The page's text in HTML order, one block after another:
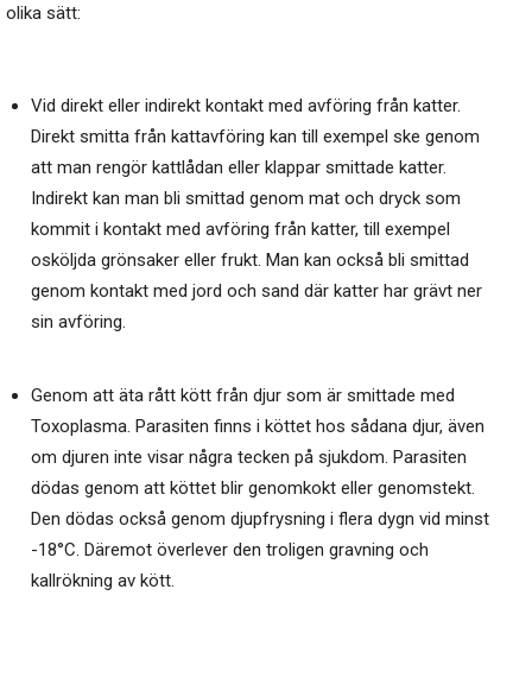
olika sätt:
Vid direkt eller indirekt kontakt med avföring från katter.
Direkt smitta från kattavföring kan till exempel ske genom
att man rengör kattlådan eller klappar smittade katter.
Indirekt kan man bli smittad genom mat och dryck som
kommit i kontakt med avföring från katter, till exempel
osköljda grönsaker eller frukt. Man kan också bli smittad
genom kontakt med jord och sand där katter har grävt ner
sin avföring.
Genom att äta rått kött från djur som är smittade med
Toxoplasma. Parasiten finns i köttet hos sådana djur, även
om djuren inte visar några tecken på sjukdom. Parasiten
dödas genom att köttet blir genomkokt eller genomstekt.
Den dödas också genom djupfrysning i flera dygn vid minst
-18°C. Däremot överlever den troligen gravning och
kallrökning av kött.